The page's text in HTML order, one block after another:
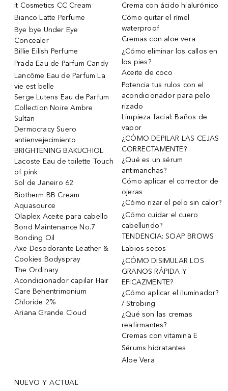
it Cosmetics CC Cream
Bianco Latte Perfume
Bye bye Under Eye
Concealer
Billie Eilish Perfume
Prada Eau de Parfum Candy
Lancôme Eau de Parfum La
vie est belle
Serge Lutens Eau de Parfum
Collection Noire Ambre
Sultan
Dermocracy Suero
antienvejecimiento
BRIGHTENING BAKUCHIOL
Lacoste Eau de toilette Touch
of pink
Sol de Janeiro 62
Biotherm BB Cream
Aquasource
Olaplex Aceite para cabello
Bond Maintenance No.7
Bonding Oil
Axe Desodorante Leather &
Cookies Bodyspray
The Ordinary
Acondicionador capilar Hair
Care Behentrimonium
Chloride 2%
Ariana Grande Cloud
Crema con ácido hialurónico
Cómo quitar el rímel
waterproof
Cremas con aloe vera
¿Cómo eliminar los callos en
los pies?
Aceite de coco
Potencia tus rulos con el
acondicionador para pelo
rizado
Limpieza facial: Baños de
vapor
¿CÓMO DEPILAR LAS CEJAS
CORRECTAMENTE?
¿Qué es un sérum
antimanchas?
Cómo aplicar el corrector de
ojeras
¿Cómo rizar el pelo sin calor?
¿Cómo cuidar el cuero
cabellundo?
TENDENCIA: SOAP BROWS
Labios secos
¿CÓMO DISIMULAR LOS
GRANOS RÁPIDA Y
EFICAZMENTE?
¿Cómo aplicar el iluminador?
/ Strobing
¿Qué son las cremas
reafirmantes?
Cremas con vitamina E
Sérums hidratantes
Aloe Vera
NUEVO Y ACTUAL